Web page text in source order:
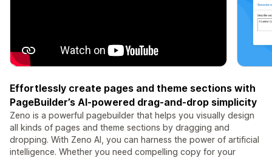
Effortlessly create pages and theme sections with
PageBuilder’s AI-powered drag-and-drop simplicity
Zeno is a powerful pagebuilder that helps you visually design
all kinds of pages and theme sections by dragging and
dropping. With Zeno AI, you can harness the power of artificial
intelligence. Whether you need compelling copy for your